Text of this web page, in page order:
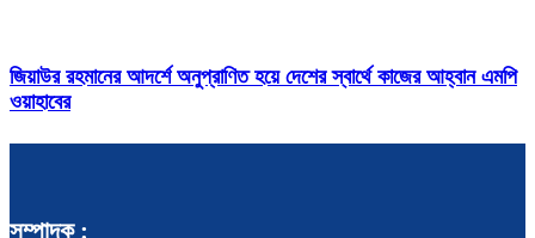
জিয়াউর রহমানের আদর্শে অনুপ্রাণিত হয়ে দেশের স্বার্থে কাজের আহ্বান এমপি
ওয়াহাবের
সম্পাদক :